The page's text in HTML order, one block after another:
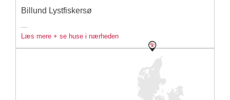
Billund Lystfiskersø
...
Læs mere + se huse i nærheden